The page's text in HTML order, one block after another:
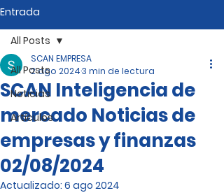
Entrada
All Posts
Noticias
Artículos
All Posts
SCAN Inteligencia de
mercado Noticias de
empresas y finanzas
02/08/2024
SCAN EMPRESA
2 ago 20243 min de lectura
Actualizado: 6 ago 2024